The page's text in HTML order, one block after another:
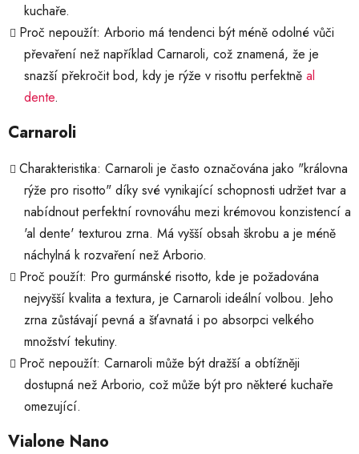
kuchaře.
Proč nepoužít: Arborio má tendenci být méně odolné vůči
převaření než například Carnaroli, což znamená, že je
snazší překročit bod, kdy je rýže v risottu perfektně al
dente.
Carnaroli
Charakteristika: Carnaroli je často označována jako "královna
rýže pro risotto" díky své vynikající schopnosti udržet tvar a
nabídnout perfektní rovnováhu mezi krémovou konzistencí a
'al dente' texturou zrna. Má vyšší obsah škrobu a je méně
náchylná k rozvaření než Arborio.
Proč použít: Pro gurmánské risotto, kde je požadována
nejvyšší kvalita a textura, je Carnaroli ideální volbou. Jeho
zrna zůstávají pevná a šťavnatá i po absorpci velkého
množství tekutiny.
Proč nepoužít: Carnaroli může být dražší a obtížněji
dostupná než Arborio, což může být pro některé kuchaře
omezující.
Vialone Nano